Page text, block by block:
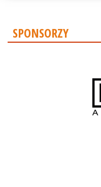
SPONSORZY